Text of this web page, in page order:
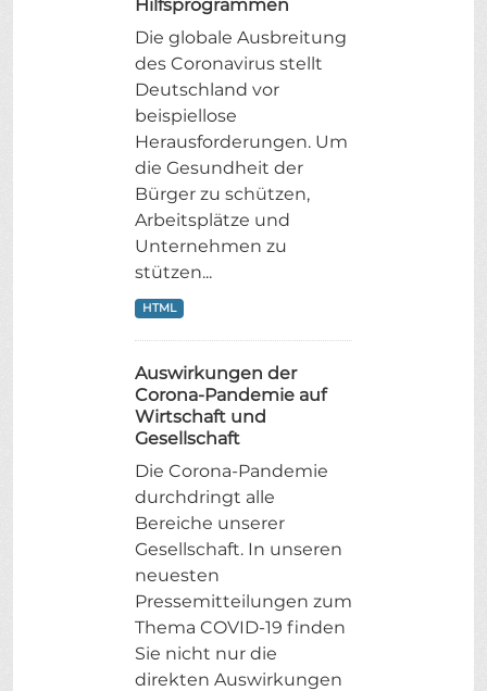
Hilfsprogrammen
Die globale Ausbreitung
des Coronavirus stellt
Deutschland vor
beispiellose
Herausforderungen. Um
die Gesundheit der
Bürger zu schützen,
Arbeitsplätze und
Unternehmen zu
stützen...
HTML
Auswirkungen der
Corona-Pandemie auf
Wirtschaft und
Gesellschaft
Die Corona-Pandemie
durchdringt alle
Bereiche unserer
Gesellschaft. In unseren
neuesten
Pressemitteilungen zum
Thema COVID-19 finden
Sie nicht nur die
direkten Auswirkungen